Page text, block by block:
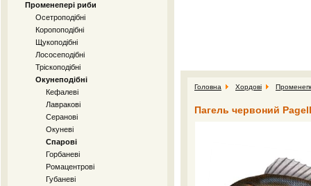
Променепері риби
Осетроподібні
Коропоподібні
Щукоподібні
Лососеподібні
Тріскоподібні
Окунеподібні
Кефалеві
Лавракові
Серанові
Окуневі
Спарові
Горбаневі
Ромацентрові
Губаневі
Головна Хордові
Пагель червоний